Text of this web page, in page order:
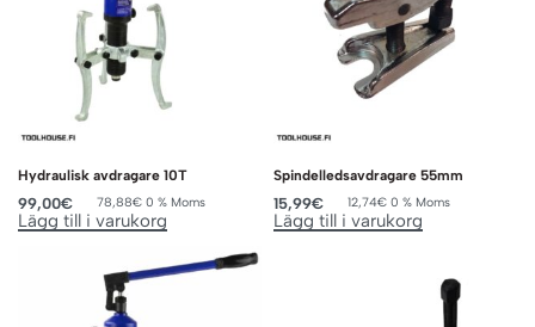
Hydraulisk avdragare 10T
99,00€ 78,88€ 0 % Moms
Lägg till i varukorg
Spindelledsavdragare 55mm
15,99€ 12,74€ 0 % Moms
Lägg till i varukorg